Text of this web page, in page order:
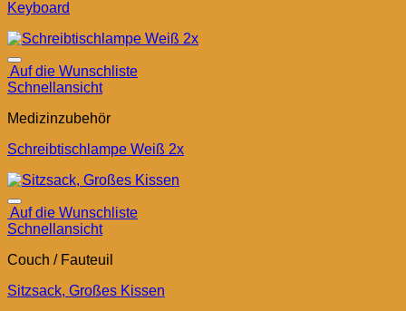
Keyboard
Auf die Wunschliste
Schnellansicht
Medizinzubehör
Schreibtischlampe Weiß 2x
Auf die Wunschliste
Schnellansicht
Couch / Fauteuil
Sitzsack, Großes Kissen